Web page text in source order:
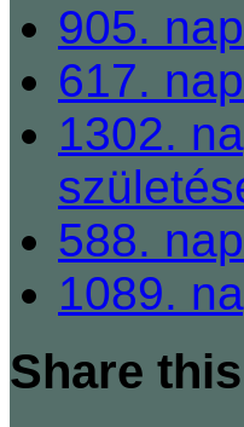
905.
617.
1302.
588.
1089.
Share